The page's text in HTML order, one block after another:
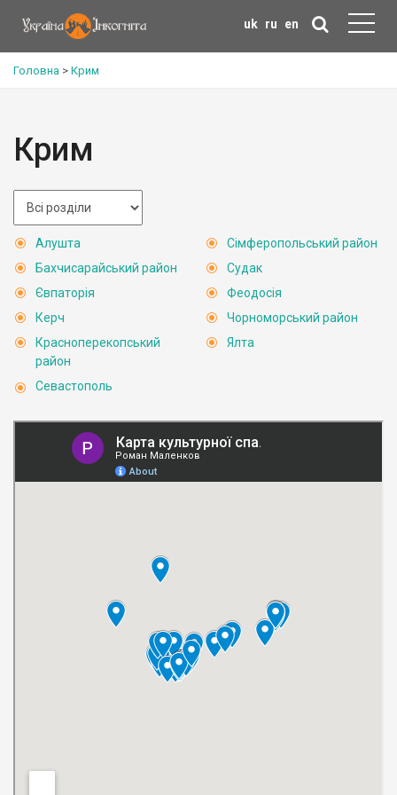
uk ru en
Головна > Крим
Крим
Алушта
Бахчисарайський район
Євпаторія
Керч
Красноперекопський
район
Севастополь
Сімферопольський район
Судак
Феодосія
Чорноморський район
Ялта